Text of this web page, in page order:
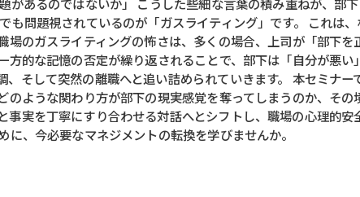
も問題視されているのが「ガスライティング」です。 これは
場のガスライティングの怖さは、多くの場合、上司が「部下
方的な記憶の否定が繰り返されることで、部下は「自分が悪
そして突然の離職へと追い詰められていきます。 本セミナ
ような関わり方が部下の現実感覚を奪ってしまうのか、そ
実を丁寧にすり合わせる対話へとシフトし、職場の心理的
、今必要なマネジメントの転換を学びませんか。